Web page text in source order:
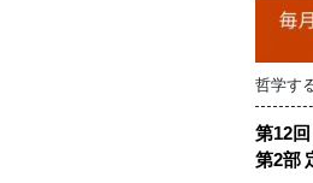
哲学す
第12
第2部